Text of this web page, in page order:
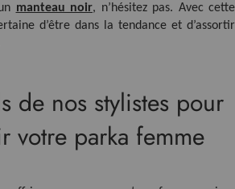
manteau noir, n’hésitez pas. Avec cette
d’être dans la tendance et d’assortir
de nos stylistes pour
votre parka femme